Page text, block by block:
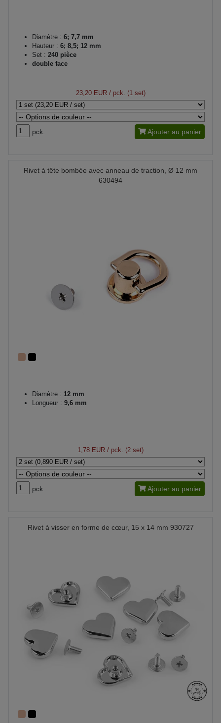
Diamètre : 6; 7,7 mm
Hauteur : 6; 8,5; 12 mm
Set : 240 pièce
double face
23,20 EUR/ pck. (1 set)
pck. Ajouter au panier
Rivet à tête bombée avec anneau de traction, Ø 12 mm
630494
Diamètre : 12 mm
Longueur : 9,6 mm
1,78 EUR / pck. (2 set)
pck. Ajouter au panier
Rivet à visser en forme de cœur, 15 x 14 mm 930727